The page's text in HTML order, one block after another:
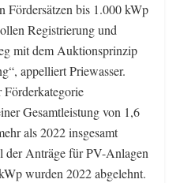
Fördersätzen bis 1.000 kWp
Registrierung und
mit dem Auktionsprinzip
appelliert Priewasser.
Gesamtleistung von 1,6
als 2022 insgesamt
Anträge für PV-Anlagen
wurden 2022 abgelehnt.